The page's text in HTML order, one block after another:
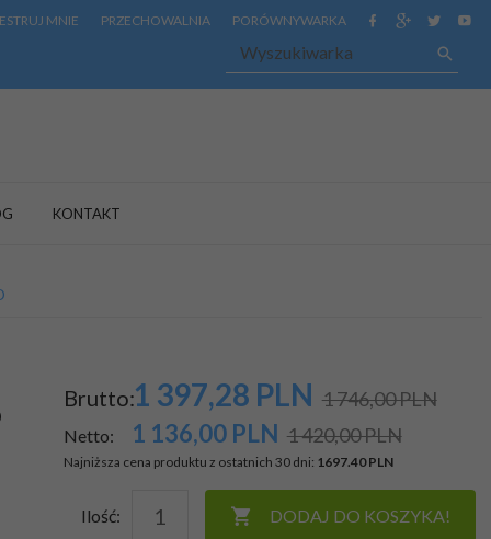
MNIE PRZECHOWALNIA PORÓWNYWARKA
KONTAKT
Brutto:1 397,28 PLN 1 746,00 PLN
Netto: 1 136,00 PLN 1 420,00 PLN
Najniższa cena produktu z ostatnich 30 dni: 1697.40 PLN
Ilość: DODAJ DO KOSZYKA!